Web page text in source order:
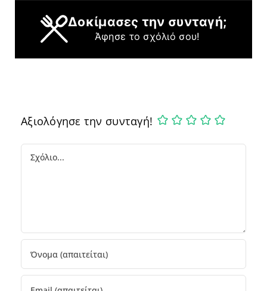
Δοκίμασες την συνταγή;
Άφησε το σχόλιό σου!
Αξιολόγησε την συνταγή!
Comment